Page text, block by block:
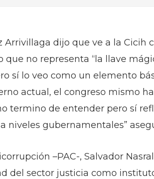
Arrivillaga dijo que ve a la Cicih
no representa “la llave
sí lo veo como un elemento
actual, el congreso mismo
termino de entender pero sí
niveles gubernamentales”
–PAC-, Salvador
del sector justicia como